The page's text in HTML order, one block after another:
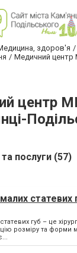
здоров'я
Медичний центр
центр
послуги (57)
статевих
губ – це
розміру та форми